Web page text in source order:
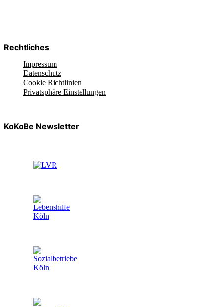
Rechtliches
Impressum
Datenschutz
Cookie Richtlinien
Privatsphäre Einstellungen
KoKoBe Newsletter